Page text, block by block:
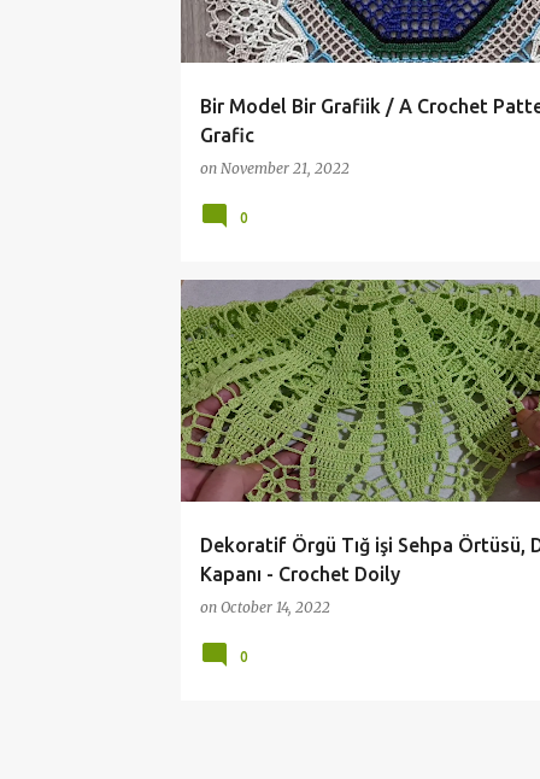
Bir Model Bir Grafiik / A Crochet
Grafic
on November 21, 2022
0
Dekoratif Örgü Tığ işi Sehpa Örtüsü,
Kapanı - Crochet Doily
on October 14, 2022
ANLATIMLI DANTEL VİDEOLARI ÇEYİZLİK
0